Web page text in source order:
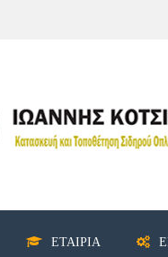
ΕΤΑΙΡΊΑ